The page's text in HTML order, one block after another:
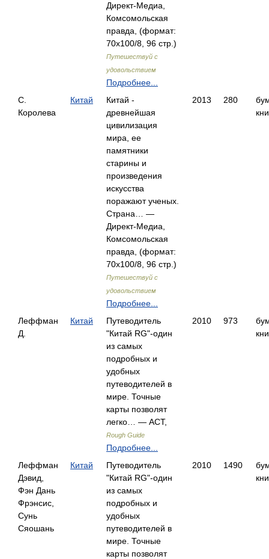
Директ-Медиа,
Комсомольская
правда, (формат:
70x100/8, 96 стр.)
Путешествуй с
удовольствием
Подробнее...
С.
Королева
Китай
Китай -
древнейшая
цивилизация
мира, ее
памятники
старины и
произведения
искусства
поражают ученых.
Страна… —
Директ-Медиа,
Комсомольская
правда, (формат:
70x100/8, 96 стр.)
Путешествуй с
удовольствием
Подробнее...
2013 280
Леффман
Д.
Китай
Путеводитель
"Китай RG"-один
из самых
подробных и
удобных
путеводителей в
мире. Точные
карты позволят
легко… — АСТ,
Rough Guide
Подробнее...
2010 973
Леффман
Дэвид,
Фэн Дань
Фрэнсис,
Сунь
Сяошань
Китай
Путеводитель
"Китай RG"-один
из самых
подробных и
удобных
путеводителей в
мире. Точные
карты позволят
2010 1490